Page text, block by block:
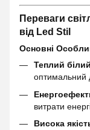
Переваги
від Led Stil
Основні
Теплий
оптимальний
витрати
Висока